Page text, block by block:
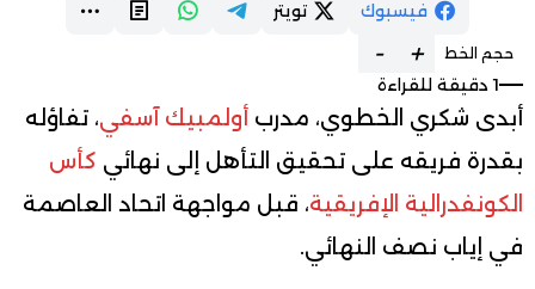
فيسبوك تويتر
حجم الخط +
-
1 دقيقة للقراءة
أبدى شكري الخطوي، مدرب أولمبيك آسفي، تفاؤله
بقدرة فريقه على تحقيق التأهل إلى نهائي كأس
الكونفدرالية الإفريقية، قبل مواجهة اتحاد العاصمة
في إياب نصف النهائي.